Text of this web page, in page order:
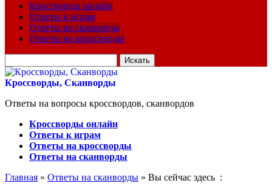
Кроссворды онлайн
Ответы к играм
Ответы на сканворды
Ответы на кроссворды
для:
Кроссворды, Сканворды
Ответы на вопросы кроссвордов, сканвордов
Кроссворды онлайн
Ответы к играм
Ответы на кроссворды
Ответы на сканворды
Главная » Ответы на сканворды » Вы сейчас здесь :